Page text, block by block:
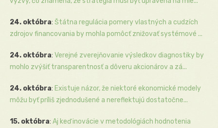
24. októbra: Štátna regulácia pomery vlastných a cudzích
zdrojov financovania by mohla pomôcť znižovať systémové ...
24. októbra: Verejné zverejňovanie výsledkov diagnostiky by
mohlo zvýšiť transparentnosť a dôveru akcionárov a zá...
24. októbra: Existuje názor, že niektoré ekonomické modely
môžu byť príliš zjednodušené a nereflektujú dostatočne...
15. októbra: Aj keď inovácie v metodológiách hodnotenia